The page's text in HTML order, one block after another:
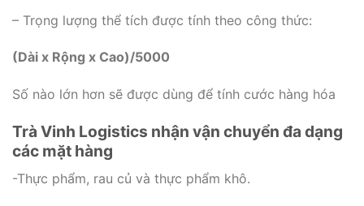
– Trọng lượng thể tích được tính theo công thức:
(Dài x Rộng x Cao)/5000
Số nào lớn hơn sẽ được dùng để tính cước hàng hóa
Trà Vinh Logistics nhận vận chuyển đa dạng
các mặt hàng
-Thực phẩm, rau củ và thực phẩm khô.